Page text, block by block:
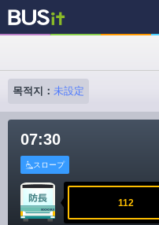
목적지： 未設定
07:30
スロープ
112